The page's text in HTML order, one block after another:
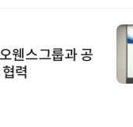
웬스그룹과 공
력